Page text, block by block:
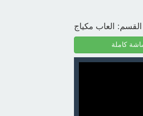
القسم: العاب مكياج
كاملة